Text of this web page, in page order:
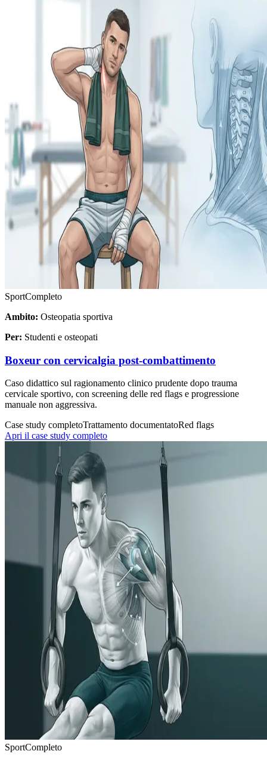
SportCompleto
Ambito: Osteopatia sportiva
Per: Studenti e osteopati
Boxeur con cervicalgia post-combattimento
Caso didattico sul ragionamento clinico prudente dopo trauma
cervicale sportivo, con screening delle red flags e progressione
manuale non aggressiva.
Case study completoTrattamento documentatoRed flags
Apri il case study completo
SportCompleto